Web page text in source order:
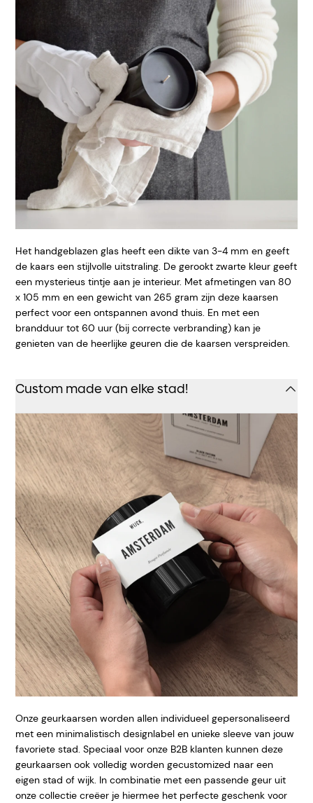
Het handgeblazen glas heeft een dikte van 3-4 mm en geeft
de kaars een stijlvolle uitstraling. De gerookt zwarte kleur geeft
een mysterieus tintje aan je interieur. Met afmetingen van 80
x 105 mm en een gewicht van 265 gram zijn deze kaarsen
perfect voor een ontspannen avond thuis. En met een
brandduur tot 60 uur (bij correcte verbranding) kan je
genieten van de heerlijke geuren die de kaarsen verspreiden.
Custom made van elke stad!
Onze geurkaarsen worden allen individueel gepersonaliseerd
met een minimalistisch designlabel en unieke sleeve van jouw
favoriete stad. Speciaal voor onze B2B klanten kunnen deze
geurkaarsen ook volledig worden gecustomized naar een
eigen stad of wijk. In combinatie met een passende geur uit
onze collectie creëer je hiermee het perfecte geschenk voor